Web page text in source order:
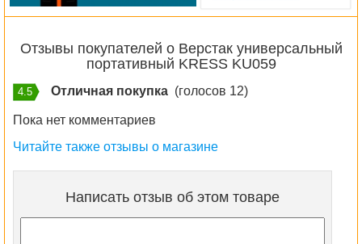
Отзывы покупателей о Верстак универсальный
портативный KRESS KU059
4.5 Отличная покупка (голосов 12)
Пока нет комментариев
Читайте также отзывы о магазине
Написать отзыв об этом товаре